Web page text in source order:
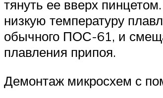
тянуть ее вверх
низкую температуру
обычного ПОС-61, и
плавления припоя.
Демонтаж микросхем с